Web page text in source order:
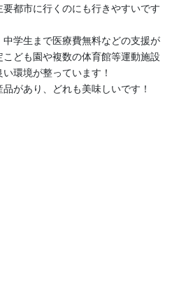
都市に行くのにも行きやすいです
学生まで医療費無料などの支援が
ども園や複数の体育館等運動施設
環境が整っています！
があり、どれも美味しいです！